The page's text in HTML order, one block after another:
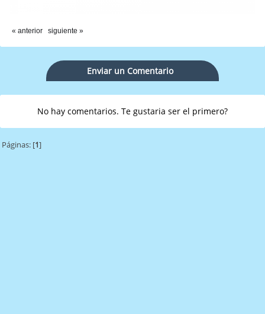
« anterior siguiente »
Enviar un Comentario
No hay comentarios. Te gustaria ser el primero?
Páginas: [1]